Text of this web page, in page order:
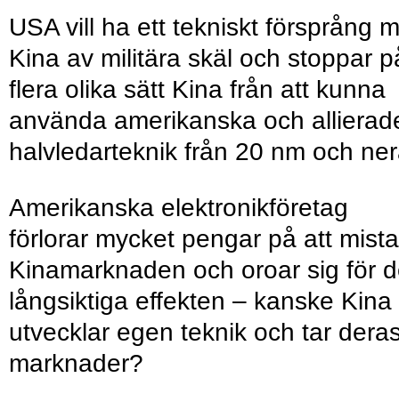
USA vill ha ett tekniskt försprång
Kina av militära skäl och stoppar
flera olika sätt Kina från att kunna
använda amerikanska och
halvledarteknik från 20 nm och
Amerikanska elektronikföretag
förlorar mycket pengar på att mista
Kinamarknaden och oroar sig för
långsiktiga effekten – kanske Kina
utvecklar egen teknik och tar
marknader?